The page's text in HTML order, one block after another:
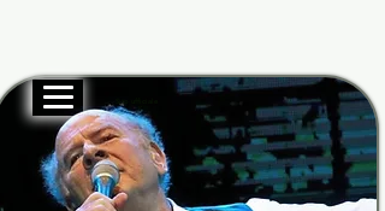
Sito ufficiale